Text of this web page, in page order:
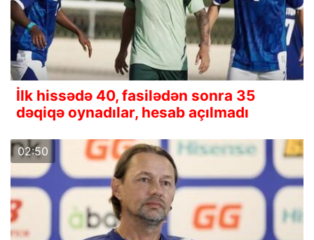
İlk hissədə 40, fasilədən sonra 35
dəqiqə oynadılar, hesab açılmadı
02:50